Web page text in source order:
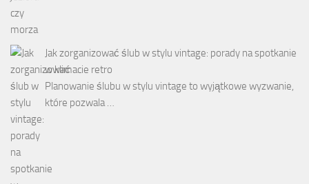
Jak zorganizować ślub w stylu vintage: porady na spotkanie
w klimacie retro
Planowanie ślubu w stylu vintage to wyjątkowe wyzwanie,
które pozwala …